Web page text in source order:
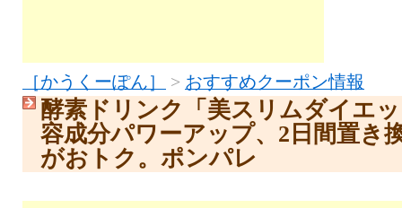
［かうくーぽん］ > おすすめクーポン情報
酵素ドリンク「美スリムダイエ
容成分パワーアップ、2日間置き
がおトク。ポンパレ